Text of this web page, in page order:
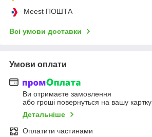
Meest ПОШТА
Всі умови доставки
Умови оплати
Ви отримаєте замовлення
або гроші повернуться на вашу картку
Детальніше
Оплатити частинами